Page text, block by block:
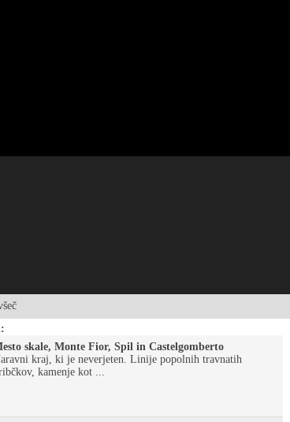
skale, Monte Fior, Spil in Castelgomberto
kraj, ki je neverjeten. Linije popolnih travnatih
kamenje kot ...